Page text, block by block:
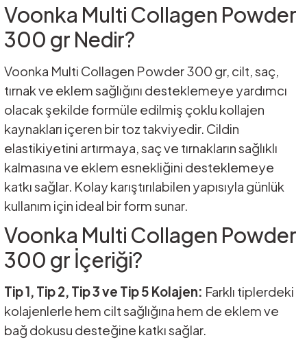
Voonka Multi Collagen Powder
300 gr Nedir?
Voonka Multi Collagen Powder 300 gr, cilt, saç,
tırnak ve eklem sağlığını desteklemeye yardımcı
olacak şekilde formüle edilmiş çoklu kollajen
kaynakları içeren bir toz takviyedir. Cildin
elastikiyetini artırmaya, saç ve tırnakların sağlıklı
kalmasına ve eklem esnekliğini desteklemeye
katkı sağlar. Kolay karıştırılabilen yapısıyla günlük
kullanım için ideal bir form sunar.
Voonka Multi Collagen Powder
300 gr İçeriği?
Tip 1, Tip 2, Tip 3 ve Tip 5 Kolajen: Farklı tiplerdeki
kolajenlerle hem cilt sağlığına hem de eklem ve
bağ dokusu desteğine katkı sağlar.